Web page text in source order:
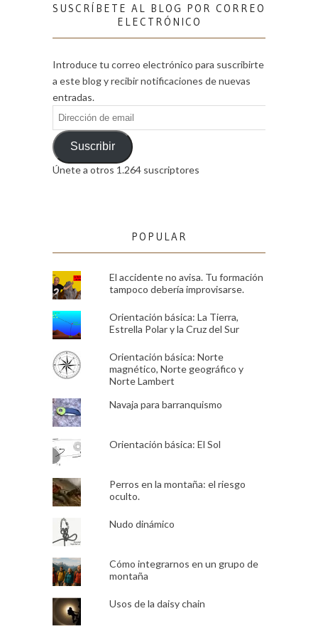
SUSCRÍBETE AL BLOG POR CORREO
ELECTRÓNICO
Introduce tu correo electrónico para suscribirte
a este blog y recibir notificaciones de nuevas
entradas.
Dirección
de
emailSuscribir
Únete a otros 1.264 suscriptores
POPULAR
El accidente no avisa. Tu formación
tampoco debería improvisarse.
Orientación básica: La Tierra,
Estrella Polar y la Cruz del Sur
Orientación básica: Norte
magnético, Norte geográfico y
Norte Lambert
Navaja para barranquismo
Orientación básica: El Sol
Perros en la montaña: el riesgo
oculto.
Nudo dinámico
Cómo integrarnos en un grupo de
montaña
Usos de la daisy chain